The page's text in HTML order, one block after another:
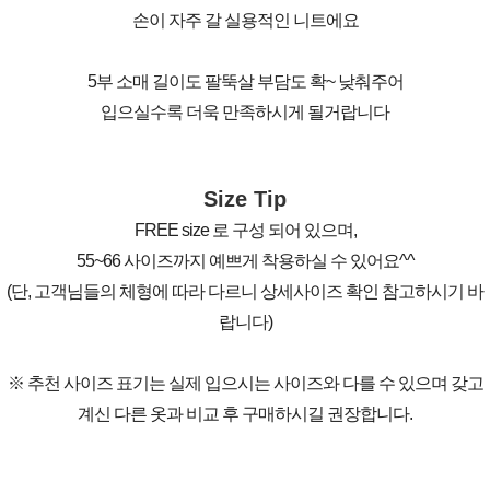
손이 자주 갈 실용적인 니트에요
5부 소매 길이도 팔뚝살 부담도 확~ 낮춰주어
입으실수록 더욱 만족하시게 될거랍니다
Size Tip
FREE size 로 구성 되어 있으며,
55~66 사이즈까지 예쁘게 착용하실 수 있어요^^
(단, 고객님들의 체형에 따라 다르니 상세사이즈 확인 참고하시기 바
랍니다)
※ 추천 사이즈 표기는 실제 입으시는 사이즈와 다를 수 있으며 갖고
계신 다른 옷과 비교 후 구매하시길 권장합니다.